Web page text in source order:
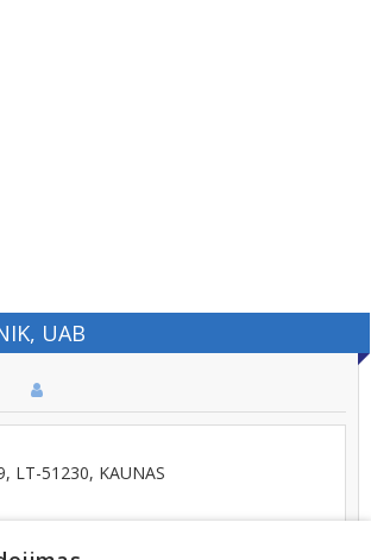
UAB
LT-51230, KAUNAS